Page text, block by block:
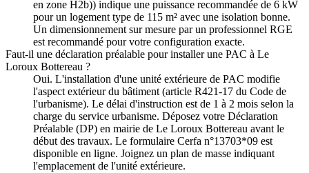
en zone H2b)) indique une puissance recommandée de 6 kW
pour un logement type de 115 m² avec une isolation bonne.
Un dimensionnement sur mesure par un professionnel RGE
est recommandé pour votre configuration exacte.
Faut-il une déclaration préalable pour installer une PAC à Le
Loroux Bottereau ?
Oui. L'installation d'une unité extérieure de PAC modifie
l'aspect extérieur du bâtiment (article R421-17 du Code de
l'urbanisme). Le délai d'instruction est de 1 à 2 mois selon la
charge du service urbanisme. Déposez votre Déclaration
Préalable (DP) en mairie de Le Loroux Bottereau avant le
début des travaux. Le formulaire Cerfa n°13703*09 est
disponible en ligne. Joignez un plan de masse indiquant
l'emplacement de l'unité extérieure.